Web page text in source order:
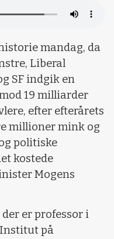
mandag, da
Liberal
SF indgik en
19 milliarder
efter efterårets
millioner mink og
politiske
kostede
Mogens
er professor i
på